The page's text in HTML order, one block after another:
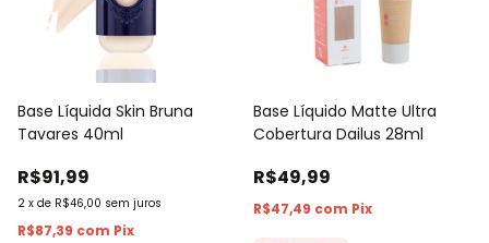
Base Líquida Skin Bruna
Tavares 40ml
R$91,99
2 x de R$46,00 sem juros
R$87,39 com Pix
Base Líquido Matte Ultra
Cobertura Dailus 28ml
R$49,99
R$47,49 com Pix